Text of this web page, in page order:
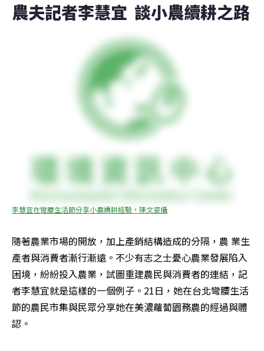
農夫記者李慧宜  談小農續耕之路
李慧宜在彎腰生活節分享小農續耕經驗，陳文姿攝
隨著農業市場的開放，加上產銷結構造成的分隔，農 業生
產者與消費者漸行漸遠。不少有志之士憂心農業發展陷入
困境，紛紛投入農業，試圖重建農民與消費者的連結，記
者李慧宜就是這樣的一個例子。21日，她在台北彎腰生活
節的農民市集與民眾分享她在美濃蘿蔔園務農的經過與體
認。